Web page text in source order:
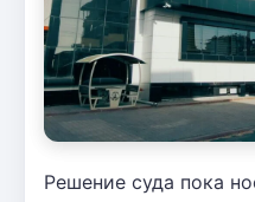
Решение суда пока